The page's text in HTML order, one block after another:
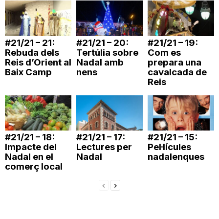
n
a
#21/21 – 21:
Rebuda dels
Reis d’Orient al
Baix Camp
#21/21 – 20:
Tertúlia sobre
Nadal amb
nens
#21/21 – 19:
Com es
prepara una
cavalcada de
Reis
#21/21 – 18:
Impacte del
Nadal en el
comerç local
#21/21 – 17:
Lectures per
Nadal
#21/21 – 15:
Pel·lícules
nadalenques